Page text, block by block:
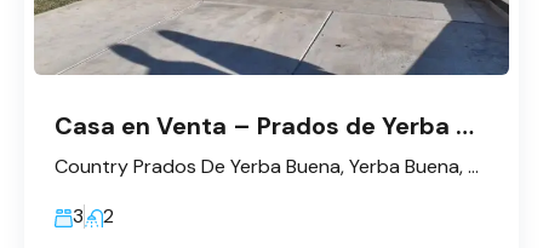
Casa en Venta – Prados de Yerba Buena
Country Prados De Yerba Buena, Yerba Buena, Provincia de Tucumán, Argentina
3
2